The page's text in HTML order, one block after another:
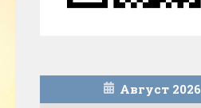
Август 2026